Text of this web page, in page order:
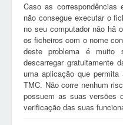
Caso as correspondências
não consegue executar o
no seu computador não hâ
os ficheiros com o nome
deste problema é muito
descarregar gratuitamente
uma aplicação que
TMC. Não corre nenhum
possuem as suas versões
verificação das suas